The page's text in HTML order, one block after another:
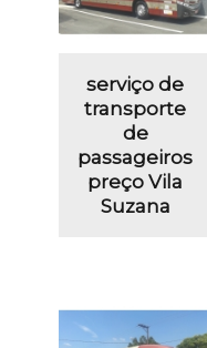
serviço de
transporte
de
passageiros
preço Vila
Suzana